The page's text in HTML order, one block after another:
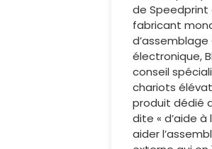
de Speedprint
fabricant
électronique,
conseil
chariots
produit dédié
dite « d’aide
aider